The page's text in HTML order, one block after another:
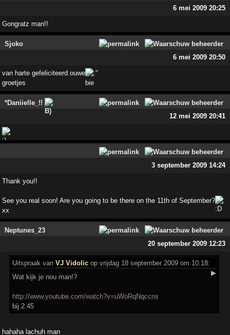
6 mei 2009 20:25
Gongratz man!!
Sjoko
6 mei 2009 20:50
van harte gefeliciteerd ouwe
"
groetjes
*Daniielle_!!
12 mei 2009 20:41
3 september 2009 14:24
Thank you!!
See you real soon! Are you going to be there on the 11th of September?
xx
Neptunes_23
20 september 2009 12:23
Uitspraak vanVJ Vidolic op vrijdag 18 september 2009 om 10:18:
▶
Wat kijk je nou man!?
http://www.youtube.com/watch?v=uWoRqNqccns
bij 2.45
hahaha lachuh man